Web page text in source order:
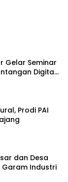
Gelar Seminar
Digital
Prodi PAI
dan Desa
Garam Industri